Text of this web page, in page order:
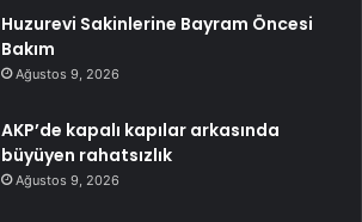
Huzurevi Sakinlerine Bayram Öncesi
Bakım
Ağustos 9, 2026
AKP’de kapalı kapılar arkasında
büyüyen rahatsızlık
Ağustos 9, 2026